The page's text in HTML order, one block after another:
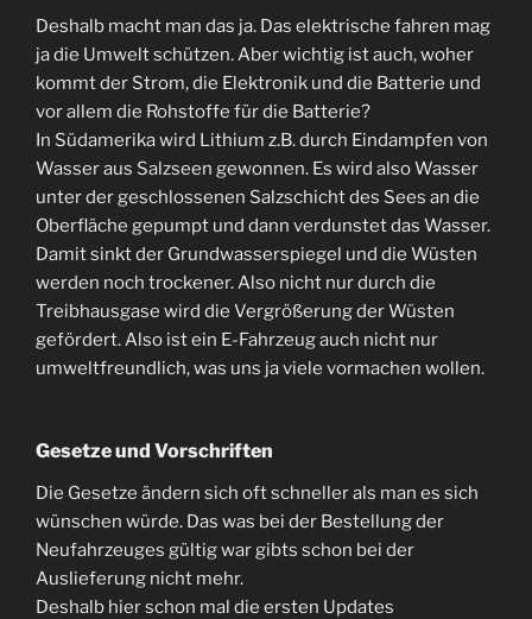
Deshalb macht man das ja. Das elektrische fahren mag
ja die Umwelt schützen. Aber wichtig ist auch, woher
kommt der Strom, die Elektronik und die Batterie und
vor allem die Rohstoffe für die Batterie?
In Südamerika wird Lithium z.B. durch Eindampfen von
Wasser aus Salzseen gewonnen. Es wird also Wasser
unter der geschlossenen Salzschicht des Sees an die
Oberfläche gepumpt und dann verdunstet das Wasser.
Damit sinkt der Grundwasserspiegel und die Wüsten
werden noch trockener. Also nicht nur durch die
Treibhausgase wird die Vergrößerung der Wüsten
gefördert. Also ist ein E-Fahrzeug auch nicht nur
umweltfreundlich, was uns ja viele vormachen wollen.
Gesetze und Vorschriften
Die Gesetze ändern sich oft schneller als man es sich
wünschen würde. Das was bei der Bestellung der
Neufahrzeuges gültig war gibts schon bei der
Auslieferung nicht mehr.
Deshalb hier schon mal die ersten Updates